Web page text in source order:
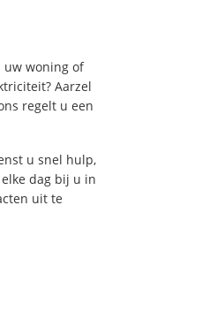
uw woning of
Aarzel
regelt u een
u snel hulp,
dag bij u in
uit te